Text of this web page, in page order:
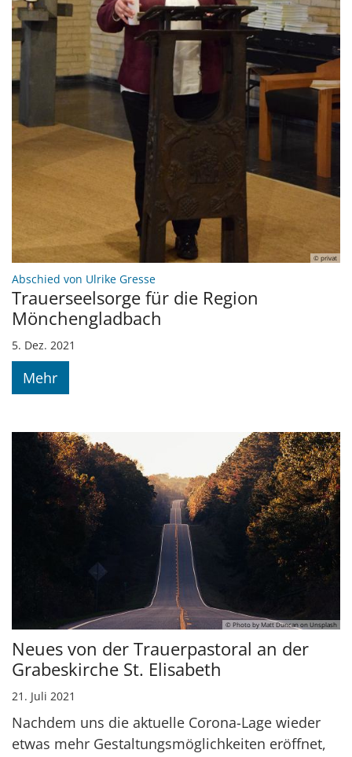
© privat
Abschied von Ulrike Gresse:
Trauerseelsorge für die Region
Mönchengladbach
5. Dez. 2021
Mehr
© Photo by Matt Duncan on Unsplash
Neues von der Trauerpastoral an der
Grabeskirche St. Elisabeth
21. Juli 2021
Nachdem uns die aktuelle Corona-Lage wieder
etwas mehr Gestaltungsmöglichkeiten eröffnet,